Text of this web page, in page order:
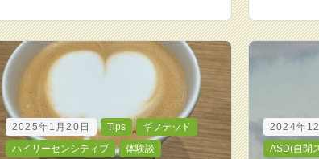
2025年1月20日 Tips
ギフテッド
ハイリーセンシティブ
体験談
2024年
ASD(自閉